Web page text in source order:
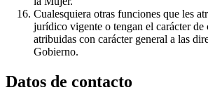
Cualesquiera otras funciones que les
jurídico vigente o tengan el carácter de
atribuidas con carácter general a las
Gobierno.
Datos de contacto